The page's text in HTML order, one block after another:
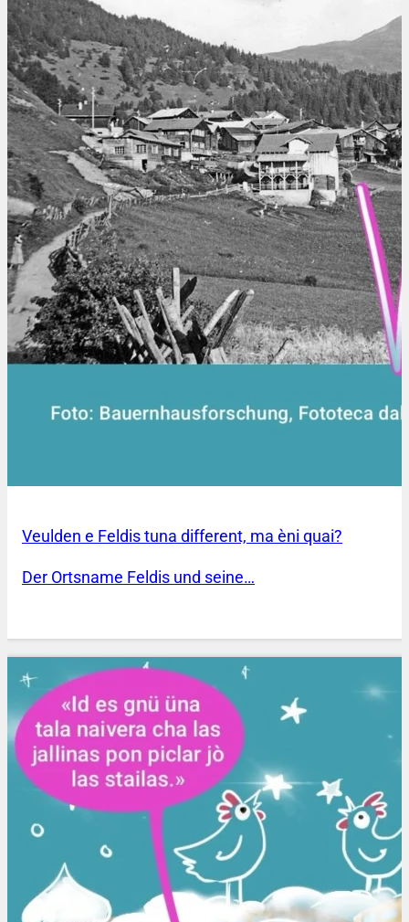
Veulden e Feldis tuna different, ma èni quai?
Der Ortsname Feldis und seine…